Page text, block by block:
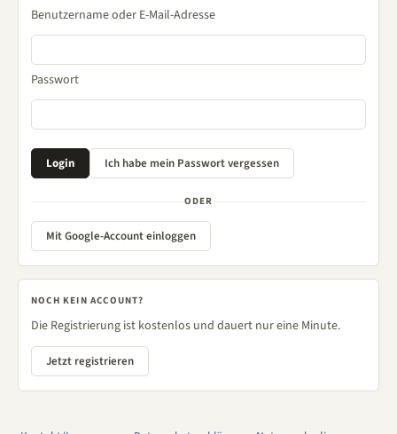
Benutzername oder E-Mail-Adresse
Passwort
ODER
Mit Google-Account einloggen
NOCH KEIN ACCOUNT?
Die Registrierung ist kostenlos und dauert nur eine Minute.
Jetzt registrieren